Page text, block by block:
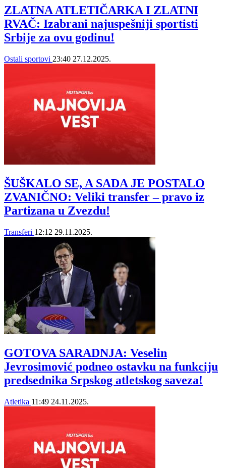
ZLATNA ATLETIČARKA I ZLATNI
RVAČ: Izabrani najuspešniji sportisti
Srbije za ovu godinu!
Ostali sportovi 23:40 27.12.2025.
ŠUŠKALO SE, A SADA JE POSTALO
ZVANIČNO: Veliki transfer – pravo iz
Partizana u Zvezdu!
Transferi 12:12 29.11.2025.
GOTOVA SARADNJA: Veselin
Jevrosimović podneo ostavku na funkciju
predsednika Srpskog atletskog saveza!
Atletika 11:49 24.11.2025.